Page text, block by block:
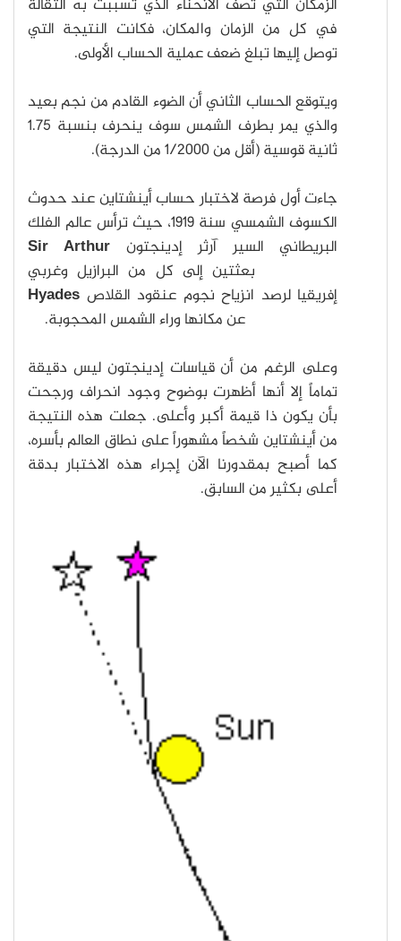
الزمكان التي تصف الانحناء الذي تسببت به الثقالة
في كل من الزمان والمكان، فكانت النتيجة التي
توصل إليها تبلغ ضعف عملية الحساب الأولى.
ويتوقع الحساب الثاني أن الضوء القادم من نجم بعيد
والذي يمر بطرف الشمس سوف ينحرف بنسبة 1.75
ثانية قوسية (أقل من 1/2000 من الدرجة).
جاءت أول فرصة لاختبار حساب أينشتاين عند حدوث
الكسوف الشمسي سنة 1919، حيث ترأس عالم الفلك
البريطاني السير آرثر إدينجتون Sir Arthur
بعثتين إلى كل من البرازيل وغربي
إفريقيا لرصد انزياح نجوم عنقود القلاص Hyades
عن مكانها وراء الشمس المحجوبة.
وعلى الرغم من أن قياسات إدينجتون ليس دقيقة
تماماً إلا أنها أظهرت بوضوح وجود انحراف ورجحت
بأن يكون ذا قيمة أكبر وأعلى. جعلت هذه النتيجة
من أينشتاين شخصاً مشهوراً على نطاق العالم بأسره،
كما أصبح بمقدورنا الآن إجراء هذه الاختبار بدقة
أعلى بكثير من السابق.